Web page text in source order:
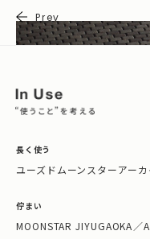
Prev
長く使う
ユーズドムーンスターアー
佇まい
MOONSTAR JIYUGAOKA ／